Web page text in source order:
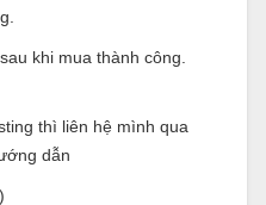
khi mua thành công.
thì liên hệ mình qua
dẫn